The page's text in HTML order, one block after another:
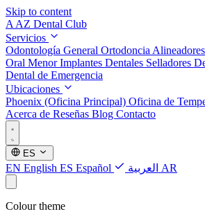
Skip to content
A AZ Dental Club
Servicios
Odontología General Ortodoncia
Oral MenorImplantes Dentales Selladores
Dental de Emergencia
Ubicaciones
Phoenix (Oficina Principal) Oficina de
Acerca de Reseñas Blog Contacto
ES
EN English ES Español AR العربية
Colour theme